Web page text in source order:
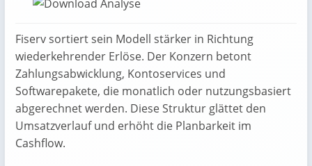
Fiserv sortiert sein Modell stärker in Richtung
wiederkehrender Erlöse. Der Konzern betont
Zahlungsabwicklung, Kontoservices und
Softwarepakete, die monatlich oder nutzungsbasiert
abgerechnet werden. Diese Struktur glättet den
Umsatzverlauf und erhöht die Planbarkeit im
Cashflow.